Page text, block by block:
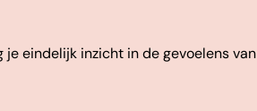
eindelijk inzicht in de gevoelens van